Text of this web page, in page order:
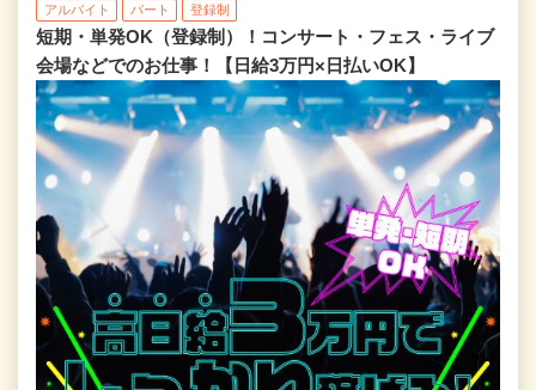
アルバイト パート 登録制
短期・単発OK（登録制）！コンサート・フェス・ライブ
会場などでのお仕事！【日給3万円×日払いOK】